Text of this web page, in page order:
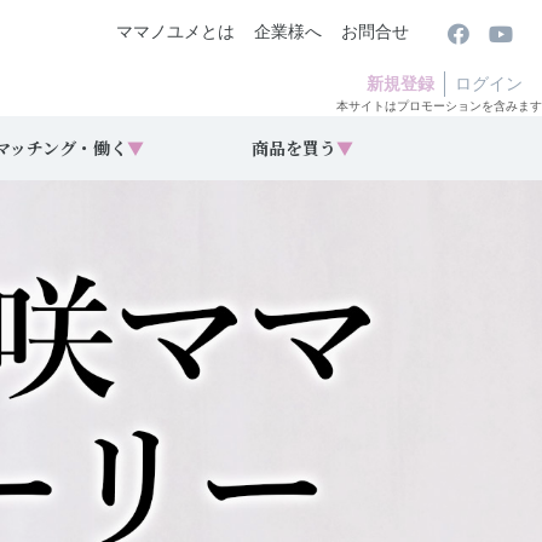
ママノユメとは 企業様へ お問合せ
新規登録 ログイン
本サイトはプロモーションを含みます
ッチング・働く ▼ 商品を買う ▼